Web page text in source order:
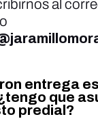
entrega
que
predial?
al